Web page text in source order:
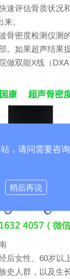
速评估骨质状况
。
骨密度检测仪测
。如果超声结果
做双能X线（
后女性、60岁以
史人群，以及生
，请问需要咨
稍后再说